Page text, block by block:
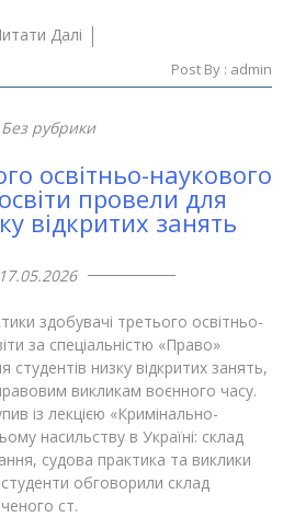
Далі
Post By : admin
Без рубрики
освітньо-наукового
провели для
відкритих занять
17.05.2026
здобувачі третього освітньо-
за спеціальністю «Право»
студентів низку відкритих занять,
викликам воєнного часу.
із лекцією «Кримінально-
насильству в Україні: склад
судова практика та виклики
обговорили склад
ст.